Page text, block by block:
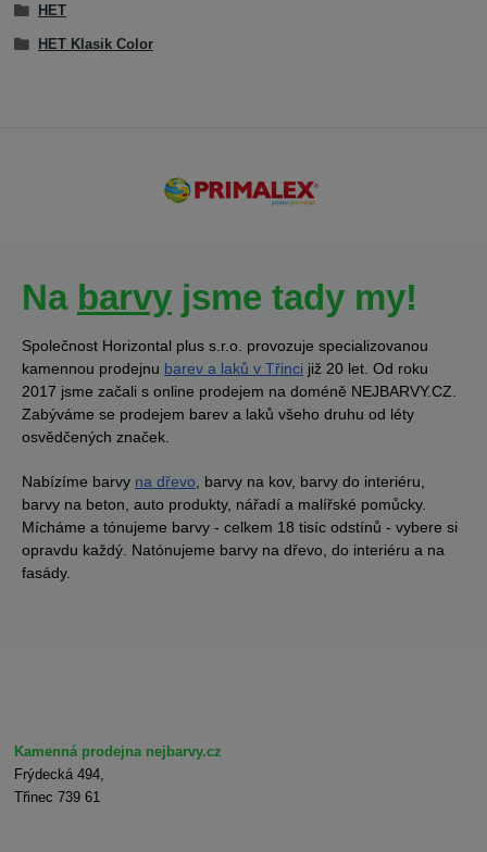
HET
HET Klasik Color
Na barvy jsme tady my!
Společnost Horizontal plus s.r.o. provozuje specializovanou
kamennou prodejnu barev a laků v Třinci již 20 let. Od roku
2017 jsme začali s online prodejem na doméně NEJBARVY.CZ.
Zabýváme se prodejem barev a laků všeho druhu od léty
osvědčených značek.
Nabízíme barvy na dřevo, barvy na kov, barvy do interiéru,
barvy na beton, auto produkty, nářadí a malířské pomůcky.
Mícháme a tónujeme barvy - celkem 18 tisíc odstínů - vybere si
opravdu každý. Natónujeme barvy na dřevo, do interiéru a na
fasády.
Kamenná prodejna nejbarvy.cz
Frýdecká 494,
Třinec 739 61